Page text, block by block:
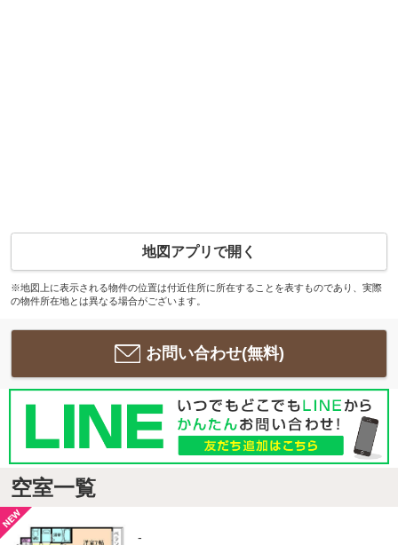
地図アプリで開く
※地図上に表示される物件の位置は付近住所に所在することを表すものであり、実際
の物件所在地とは異なる場合がございます。
お問い合わせ(無料)
空室一覧
-